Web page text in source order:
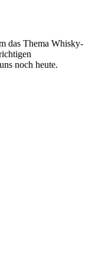
das Thema Whisky-
noch heute.